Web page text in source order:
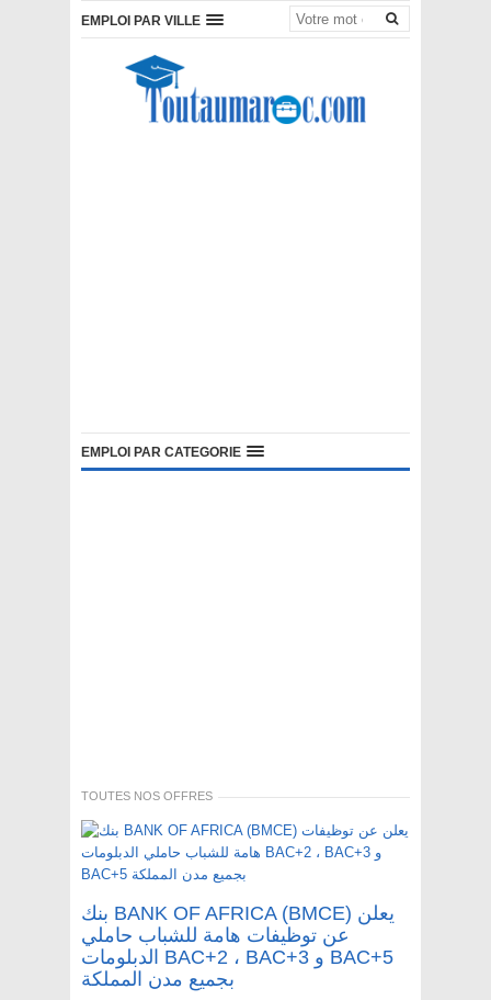
EMPLOI PAR VILLE
EMPLOI PAR CATEGORIE
TOUTES NOS OFFRES
بنك BANK OF AFRICA (BMCE) يعلن
عن توظيفات هامة للشباب حاملي
الدبلومات BAC+2 ، BAC+3 و BAC+5
بجميع مدن المملكة